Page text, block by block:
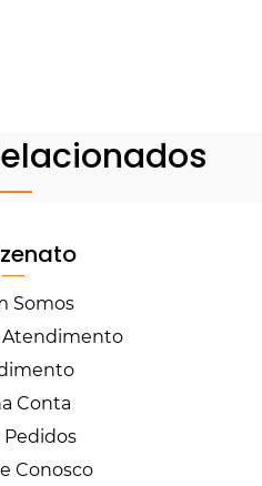
Somos
Atendimento
Conta
Pedidos
Conosco